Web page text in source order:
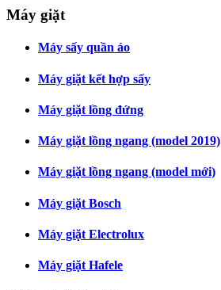
Máy giặt
Máy sấy quần áo
Máy giặt kết hợp sấy
Máy giặt lồng đứng
Máy giặt lồng ngang (model 2019)
Máy giặt lồng ngang (model mới)
Máy giặt Bosch
Máy giặt Electrolux
Máy giặt Hafele